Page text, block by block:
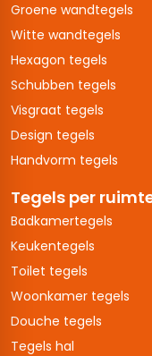
Groene wandtegels
Witte wandtegels
Hexagon tegels
Schubben tegels
Visgraat tegels
Design tegels
Handvorm tegels
Tegels per
Badkamertegels
Keukentegels
Toilet tegels
Woonkamer tegels
Douche tegels
Tegels hal